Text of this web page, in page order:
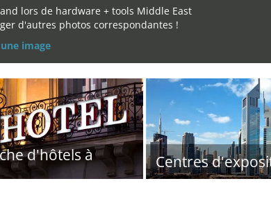
lors de hardware + tools Middle East
d'autres photos correspondantes !
image
d'hôtels à Centres